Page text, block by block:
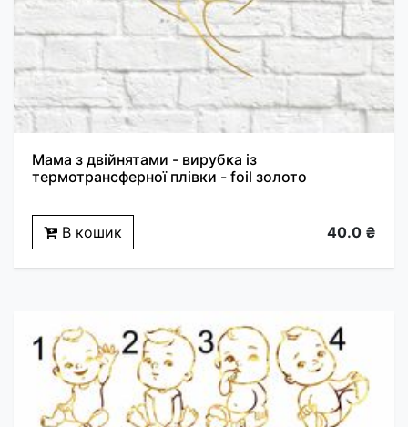
Мама з двійнятами - вирубка із
термотрансферної плівки - foil золото
В кошик 40.0 ₴